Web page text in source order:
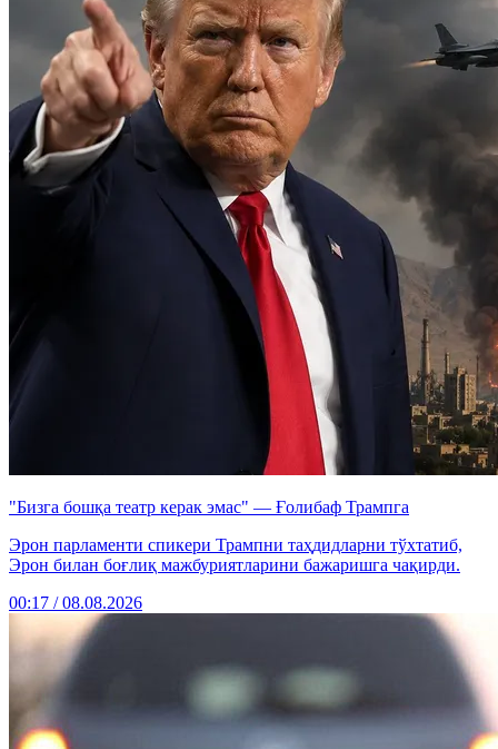
"Бизга бошқа театр керак эмас" — Ғолибаф Трампга
Эрон парламенти спикери Трампни таҳдидларни тўхтатиб,
Эрон билан боғлиқ мажбуриятларини бажаришга чақирди.
00:17 / 08.08.2026